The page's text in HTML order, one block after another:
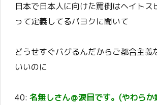
日本で日本人に向けた罵倒はヘイトス
って定義してるパヨクに聞いて
どうせすぐバグるんだからご都合主義
いいのに
40: 名無しさん＠涙目です。(やわら